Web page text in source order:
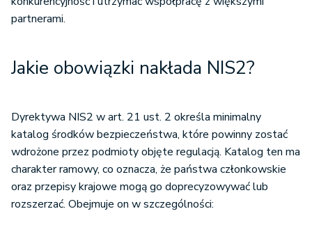
partnerami.
Jakie obowiązki nakłada NIS2?
Dyrektywa NIS2 w art. 21 ust. 2 określa minimalny
katalog środków bezpieczeństwa, które powinny zostać
wdrożone przez podmioty objęte regulacją. Katalog ten ma
charakter ramowy, co oznacza, że państwa członkowskie
oraz przepisy krajowe mogą go doprecyzowywać lub
rozszerzać. Obejmuje on w szczególności: